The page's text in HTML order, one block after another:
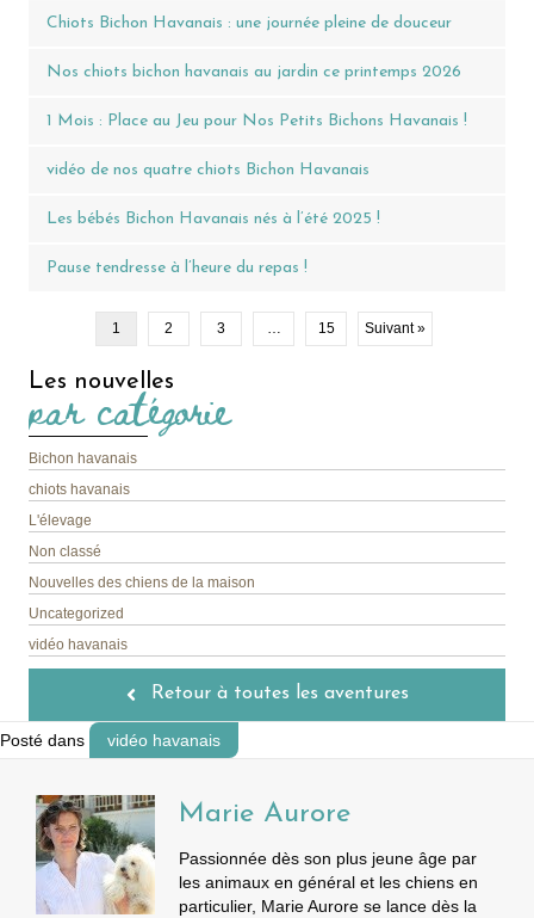
Chiots Bichon Havanais : une journée pleine de douceur
Nos chiots bichon havanais au jardin ce printemps 2026
1 Mois : Place au Jeu pour Nos Petits Bichons Havanais !
vidéo de nos quatre chiots Bichon Havanais
Les bébés Bichon Havanais nés à l’été 2025 !
Pause tendresse à l’heure du repas !
1 2 3 … 15 Suivant »
Les nouvelles
par catégorie
Bichon havanais
chiots havanais
L'élevage
Non classé
Nouvelles des chiens de la maison
Uncategorized
vidéo havanais
Retour à toutes les aventures
Posté dans vidéo havanais
Marie Aurore
Passionnée dès son plus jeune âge par
les animaux en général et les chiens en
particulier, Marie Aurore se lance dès la